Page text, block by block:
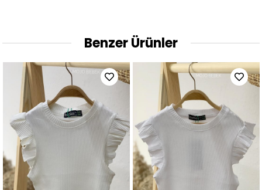
Benzer Ürünler